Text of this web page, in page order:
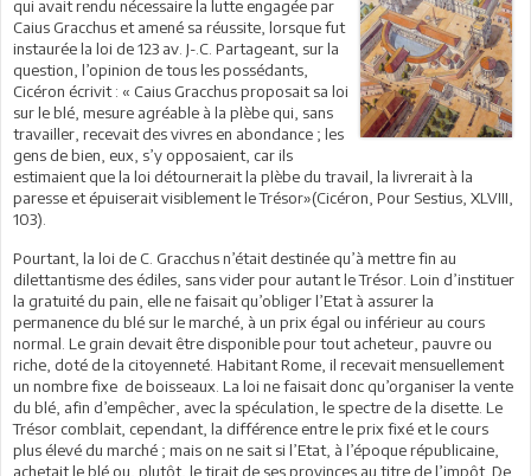
qui avait rendu nécessaire la lutte engagée par
Caius Gracchus et amené sa réussite, lorsque fut
instaurée la loi de 123 av. J-.C. Partageant, sur la
question, l’opinion de tous les possédants,
Cicéron écrivit : « Caius Gracchus proposait sa loi
sur le blé, mesure agréable à la plèbe qui, sans
travailler, recevait des vivres en abondance ; les
gens de bien, eux, s’y opposaient, car ils
estimaient que la loi détournerait la plèbe du travail, la livrerait à la
paresse et épuiserait visiblement le Trésor»(Cicéron, Pour Sestius, XLVIII,
103).
Pourtant, la loi de C. Gracchus n’était destinée qu’à mettre fin au
dilettantisme des édiles, sans vider pour autant le Trésor. Loin d’instituer
la gratuité du pain, elle ne faisait qu’obliger l’Etat à assurer la
permanence du blé sur le marché, à un prix égal ou inférieur au cours
normal. Le grain devait être disponible pour tout acheteur, pauvre ou
riche, doté de la citoyenneté. Habitant Rome, il recevait mensuellement
un nombre fixe de boisseaux. La loi ne faisait donc qu’organiser la vente
du blé, afin d’empêcher, avec la spéculation, le spectre de la disette. Le
Trésor comblait, cependant, la différence entre le prix fixé et le cours
plus élevé du marché ; mais on ne sait si l’Etat, à l’époque républicaine,
achetait le blé ou, plutôt, le tirait de ses provinces au titre de l’impôt. De